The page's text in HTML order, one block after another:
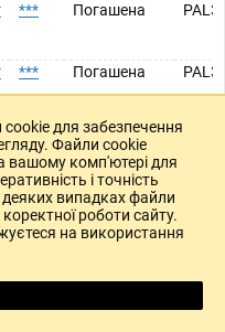
*** Погашена
*** Погашена
*** Погашена
*** Погашена
для забезпечення
Файли cookie
вашому комп'ютері для
і точність
випадках файли
роботи сайту.
на використання